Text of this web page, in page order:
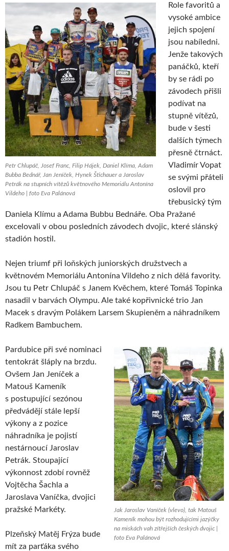
Petr Chlupáč, Josef Franc, Filip Hájek, Daniel Klíma, Adam
Bubba Bednář, Jan Jeníček, Hynek Štichauer a Jaroslav
Petrák na stupních vítězů květnového Memoriálu Antonína
Vildeho | foto Eva Palánová
Role favoritů a
vysoké ambice
jejich spojení
jsou nabíledni.
Jenže takových
panáčků, kteří
by se rádi po
závodech přišli
podívat na
stupně vítězů,
bude v šesti
dalších týmech
přesně čtrnáct.
Vladimír Vopat
se svými přáteli
oslovil pro
třebusický tým
Daniela Klímu a Adama Bubbu Bednáře. Oba Pražané
excelovali v obou posledních závodech dvojic, které slánský
stadión hostil.
Nejen triumf při loňských juniorských družstvech a
květnovém Memoriálu Antonína Vildeho z nich dělá favority.
Jsou tu Petr Chlupáč s Janem Kvěchem, které Tomáš Topinka
nasadil v barvách Olympu. Ale také kopřivnické trio Jan
Macek s dravým Polákem Larsem Skupieněm a náhradníkem
Radkem Bambuchem.
Jak Jaroslav Vaníček (vlevo), tak Matouš
Kameník mohou být rozhodujícími jazýčky
na miskách vah zítřejších českých dvojic |
foto Eva Palánová
Pardubice při své nominaci
tentokrát šláply na brzdu.
Ovšem Jan Jeníček a
Matouš Kameník
s postupující sezónou
předvádějí stále lepší
výkony a z pozice
náhradníka je pojistí
nestárnoucí Jaroslav
Petrák. Stoupající
výkonnost zdobí rovněž
Vojtěcha Šachla a
Jaroslava Vaníčka, dvojici
pražské Markéty.
Plzeňský Matěj Frýza bude
mít za parťáka svého